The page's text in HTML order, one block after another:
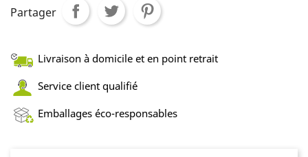
Partager
Livraison à domicile et en point retrait
Service client qualifié
Emballages éco-responsables